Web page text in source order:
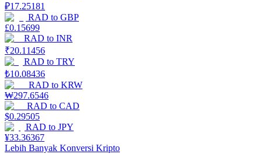
Mempertaruhkan
Pengembalian tinggi & akses instan
₽17.25181
RAD to GBP
£0.15699
RAD to INR
₹20.11456
RAD to TRY
₺10.08436
RAD to KRW
₩297.6546
RAD to CAD
$0.29505
RAD to JPY
¥33.36367
Lebih Banyak Konversi Kripto